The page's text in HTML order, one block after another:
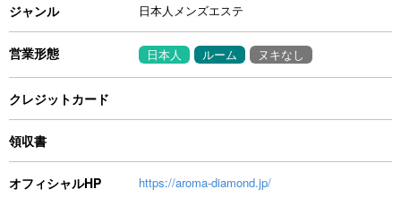
ジャンル 日本人メンズエステ
営業形態 日本人 ルーム ヌキなし
クレジットカード
領収書
オフィシャルHP https://aroma-diamond.jp/